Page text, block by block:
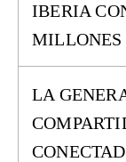
IBERIA
MILLONES
LA